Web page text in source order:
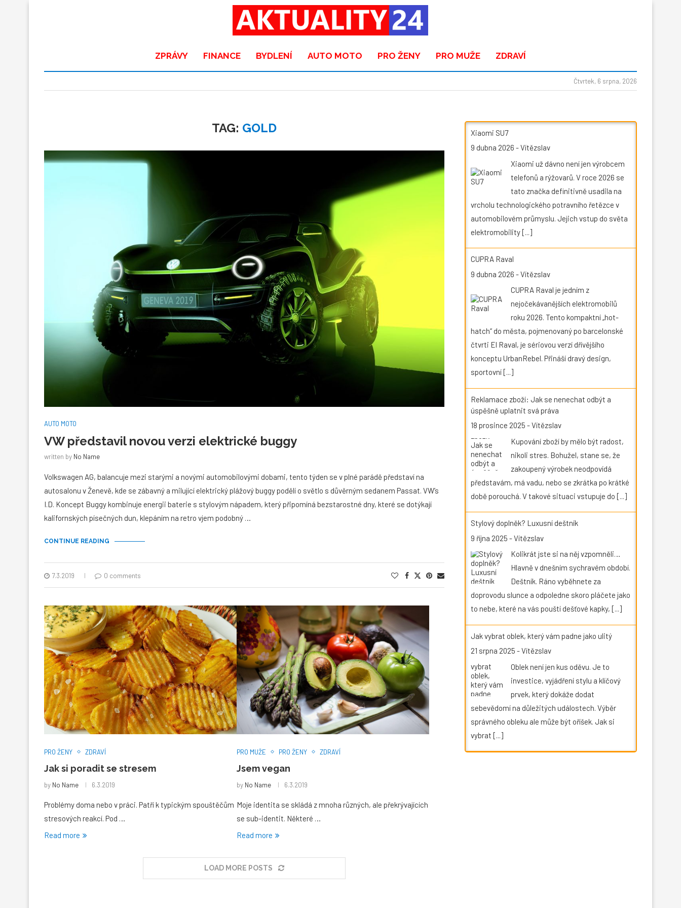
ZPRÁVY FINANCE BYDLENÍ AUTO MOTO PRO ŽENY PRO MUŽE ZDRAVÍ
Čtvrtek, 6 srpna, 2026
TAG: GOLD
AUTO MOTO
VW představil novou verzi elektrické buggy
written by No Name
Volkswagen AG, balancuje mezi starými a novými automobilovými dobami, tento týden se v plné parádě představí na
autosalonu v Ženevě, kde se zábavný a milující elektrický plážový buggy podělí o světlo s důvěrným sedanem Passat. VW’s
I.D. Koncept Buggy kombinuje energii baterie s stylovým nápadem, který připomíná bezstarostné dny, které se dotýkají
kalifornských písečných dun, klepáním na retro vjem podobný …
CONTINUE READING
7.3.2019 0 comments
PRO ŽENY ZDRAVÍ
Jak si poradit se stresem
by No Name 6.3.2019
Problémy doma nebo v práci. Patří k typickým spouštěčům
stresových reakcí. Pod …
Read more
PRO MUŽE PRO ŽENY ZDRAVÍ
Jsem vegan
by No Name 6.3.2019
Moje identita se skládá z mnoha různých, ale překrývajících
se sub-identit. Některé …
Read more
LOAD MORE POSTS
Xiaomi SU7
9 dubna 2026 -Vítězslav
Xiaomi už dávno není jen výrobcem
telefonů a rýžovarů. V roce 2026 se
tato značka definitivně usadila na
vrcholu technologického potravního řetězce v
automobilovém průmyslu. Jejich vstup do světa
elektromobility[...]
CUPRA Raval
9 dubna 2026 -Vítězslav
CUPRA Raval je jedním z
nejočekávanějších elektromobilů
roku 2026. Tento kompaktní „hot-
hatch“ do města, pojmenovaný po barcelonské
čtvrti El Raval, je sériovou verzí dřívějšího
konceptu UrbanRebel. Přináší dravý design,
sportovní [...]
Reklamace zboží: Jak se nenechat odbýt a
úspěšně uplatnit svá práva
18 prosince 2025 -Vítězslav
Kupování zboží by mělo být radost,
nikoli stres. Bohužel, stane se, že
zakoupený výrobek neodpovídá
představám, má vadu, nebo se zkrátka po krátké
době porouchá. V takové situaci vstupuje do [...]
Stylový doplněk? Luxusní deštník
9 října 2025 -Vítězslav
Kolikrát jste si na něj vzpomněli…
Hlavně v dnešním sychravém období.
Deštník. Ráno vyběhnete za
doprovodu slunce a odpoledne skoro pláčete jako
to nebe, které na vás pouští dešťové kapky, [...]
Jak vybrat oblek, který vám padne jako ulitý
21 srpna 2025 -Vítězslav
Oblek není jen kus oděvu. Je to
investice, vyjádření stylu a klíčový
prvek, který dokáže dodat
sebevědomí na důležitých událostech. Výběr
správného obleku ale může být oříšek. Jak si
vybrat [...]